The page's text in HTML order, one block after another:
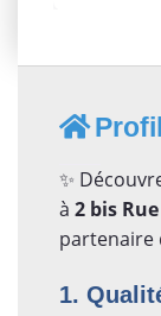
✨
à 2 bis
partenaire
1.